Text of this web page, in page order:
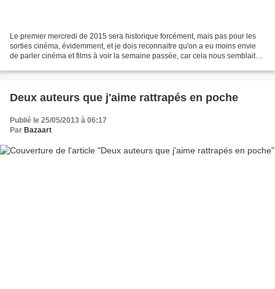
Le premier mercredi de 2015 sera historique forcément, mais pas pour les
sorties cinéma, évidemment, et je dois reconnaitre qu'on a eu moins envie
de parler cinéma et films à voir la semaine passée, car cela nous semblait
Deux auteurs que j'aime rattrapés en poche
Publié le 25/05/2013 à 06:17
Par Bazaart